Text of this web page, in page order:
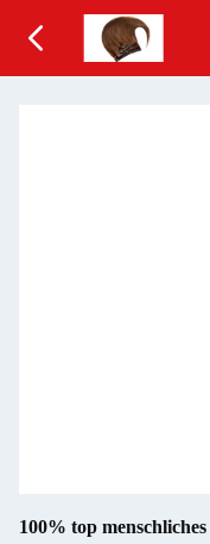
100% top